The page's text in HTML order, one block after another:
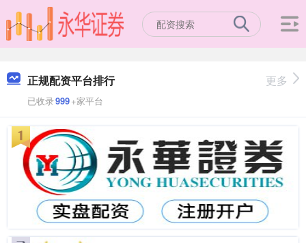
正规配资平台排行
已收录999+家平台
更多